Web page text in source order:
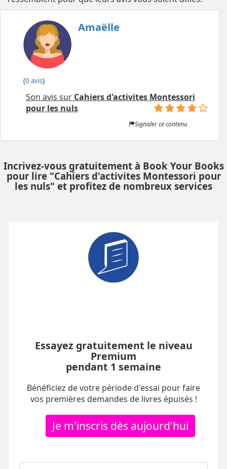
Amaëlle
(0 avis)
Son avis sur Cahiers d'activites Montessori
pour les nuls
Signaler ce contenu
Incrivez-vous gratuitement à Book Your Books
pour lire "Cahiers d'activites Montessori pour
les nuls" et profitez de nombreux services
Essayez gratuitement le niveau
Premium
pendant 1 semaine
Bénéficiez de votre période d'essai pour faire
vos premières demandes de livres épuisés !
Je m'inscris dès aujourd'hui